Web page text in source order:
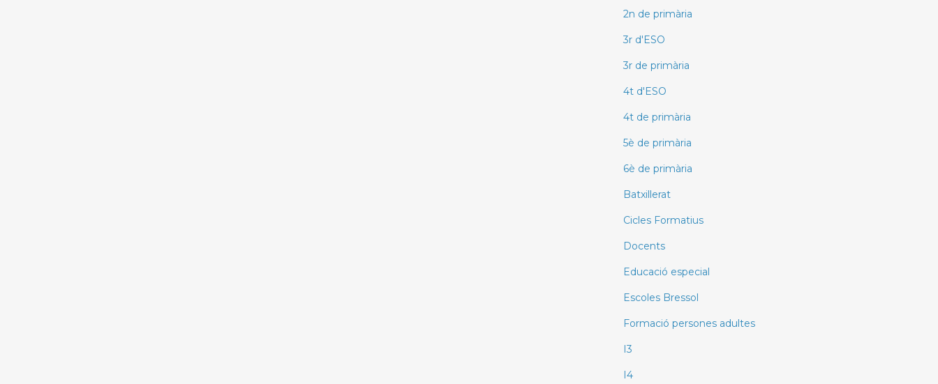
2n de primària
3r d'ESO
3r de primària
4t d'ESO
4t de primària
5è de primària
6è de primària
Batxillerat
Cicles Formatius
Docents
Educació especial
Escoles Bressol
Formació persones adultes
I3
I4